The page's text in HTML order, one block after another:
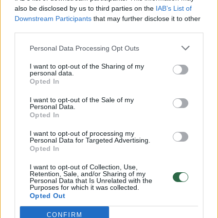
also be disclosed by us to third parties on the IAB’s List of
Downstream Participants that may further disclose it to other
Personal Data Processing Opt Outs
I want to opt-out of the Sharing of my
personal data.
Opted In
I want to opt-out of the Sale of my
Personal Data.
Opted In
I want to opt-out of processing my
Personal Data for Targeted Advertising.
Opted In
I want to opt-out of Collection, Use,
Retention, Sale, and/or Sharing of my
Personal Data that Is Unrelated with the
Purposes for which it was collected.
Opted Out
CONFIRM
Žinios | Lietuvos diena
32 laipsnių šilumos
Žinios | Orai
00:15:54
V. Zalužno pasisakymą laiko bandymu įsitvirtinti
Ukrainos politikoje: jis yra neteisus
prieš mirtį: „Tai buvo simbolinis mūsų pagerbimo
ženklas“
Žinios